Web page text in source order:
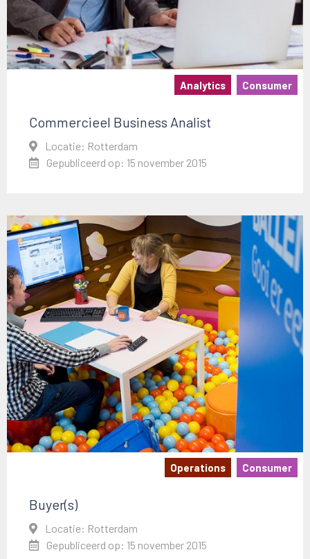
Analytics Consumer
Commercieel Business Analist
Locatie: Rotterdam
Gepubliceerd op: 15 november 2015
Operations Consumer
Buyer(s)
Locatie: Rotterdam
Gepubliceerd op: 15 november 2015